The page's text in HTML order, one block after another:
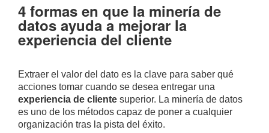
4 formas en que la minería de
datos ayuda a mejorar la
experiencia del cliente
Extraer el valor del dato es la clave para saber qué
acciones tomar cuando se desea entregar una
experiencia de cliente superior. La minería de datos
es uno de los métodos capaz de poner a cualquier
organización tras la pista del éxito.